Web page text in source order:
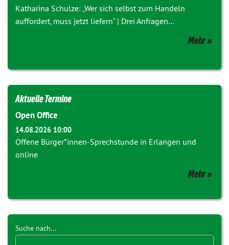
Katharina Schulze: „Wer sich selbst zum Handeln
auffordert, muss jetzt liefern“ | Drei Anfragen…
Mehr
Aktuelle Termine
Open Office
14.08.2026 10:00
Offene Bürger*innen-Sprechstunde in Erlangen und
online
Mehr
Suche nach...